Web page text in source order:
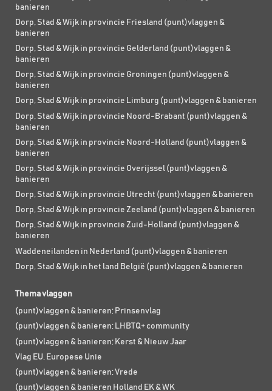
banieren
Dorp, Stad & Wijk in provincie Friesland (punt)vlaggen &
banieren
Dorp, Stad & Wijk in provincie Gelderland (punt)vlaggen &
banieren
Dorp, Stad & Wijk in provincie Groningen (punt)vlaggen &
banieren
Dorp, Stad & Wijk in provincie Limburg (punt)vlaggen & banieren
Dorp, Stad & Wijk in provincie Noord-Brabant (punt)vlaggen &
banieren
Dorp, Stad & Wijk in provincie Noord-Holland (punt)vlaggen &
banieren
Dorp, Stad & Wijk in provincie Overijssel (punt)vlaggen &
banieren
Dorp, Stad & Wijk in provincie Utrecht (punt)vlaggen & banieren
Dorp, Stad & Wijk in provincie Zeeland (punt)vlaggen & banieren
Dorp, Stad & Wijk in provincie Zuid-Holland (punt)vlaggen &
banieren
Waddeneilanden in Nederland (punt)vlaggen & banieren
Dorp, Stad & Wijk in het land België (punt)vlaggen & banieren
Thema vlaggen
(punt)vlaggen & banieren; Prinsenvlag
(punt)vlaggen & banieren; LHBTQ+ community
(punt)vlaggen & banieren; Kerst & Nieuw Jaar
Vlag EU, Europese Unie
(punt)vlaggen & banieren; Vrede
(punt)vlaggen & banieren Holland EK & WK